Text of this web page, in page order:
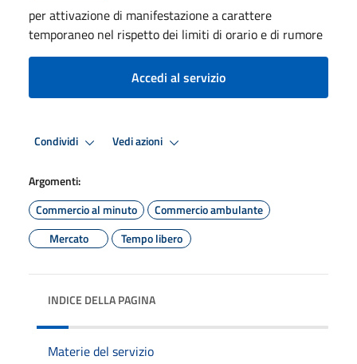
per attivazione di manifestazione a carattere
temporaneo nel rispetto dei limiti di orario e di rumore
Accedi al servizio
Condividi Vedi azioni
Argomenti:
Commercio al minuto
Commercio ambulante
Mercato
Tempo libero
INDICE DELLA PAGINA
Materie del servizio